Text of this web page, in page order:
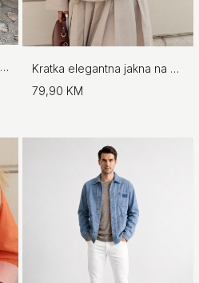
Elegantna suknja na tufne s kaišem
Kratka elegantna jakna na preklop
79,90 KM